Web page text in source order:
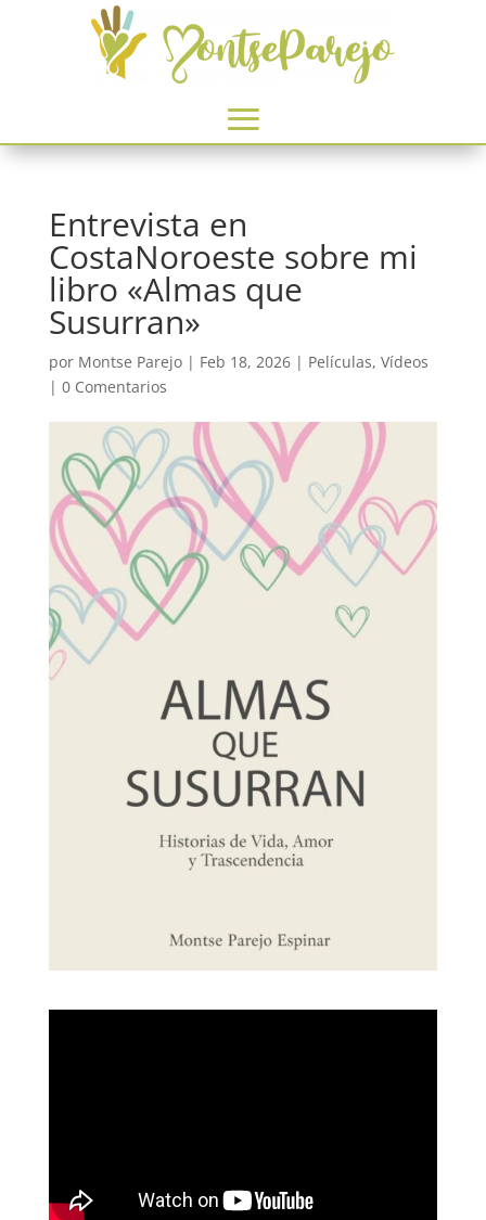
Entrevista en
CostaNoroeste sobre mi
libro «Almas que
Susurran»
por Montse Parejo| Feb 18, 2026| Películas, Vídeos
| 0 Comentarios